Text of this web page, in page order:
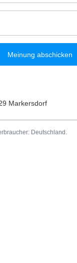
Meinung abschicken
Markersdorf
Deutschland